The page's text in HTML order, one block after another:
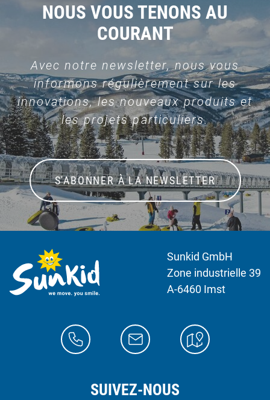
NOUS VOUS TENONS AU
COURANT
Avec notre newsletter, nous vous
informons régulièrement sur les
innovations, les nouveaux produits et
les projets particuliers.
S'ABONNER À LA NEWSLETTER
Sunkid GmbH
Zone industrielle 39
A-6460 Imst
SUIVEZ-NOUS